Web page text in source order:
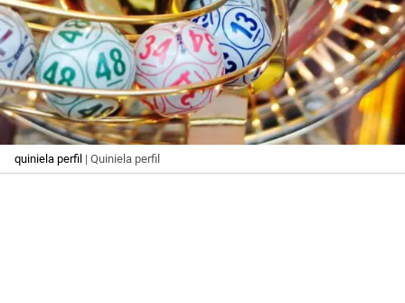
quiniela perfil | Quiniela perfil